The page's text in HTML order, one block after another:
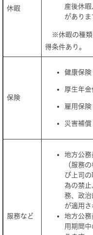
休暇
産後休
がありま
※休暇の種類
得条件あり。
保険
健康保険
厚生年金
雇用保険
災害補
服務など
地方公
（服務
び上司
為の禁
務、政治
が適用さ
地方公
用期間